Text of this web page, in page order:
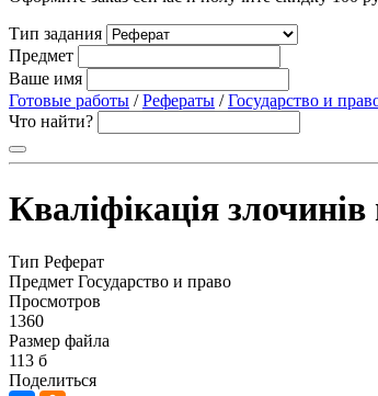
Тип задания
Предмет
Ваше имя
Готовые работы /Рефераты /Государство и
Что найти?
Кваліфікація
Тип Реферат
Предмет Государство и право
Просмотров
1360
Размер файла
113 б
Поделиться